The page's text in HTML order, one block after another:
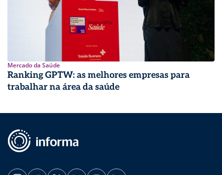
Mercado da Saúde
Ranking GPTW: as melhores empresas para
trabalhar na área da saúde